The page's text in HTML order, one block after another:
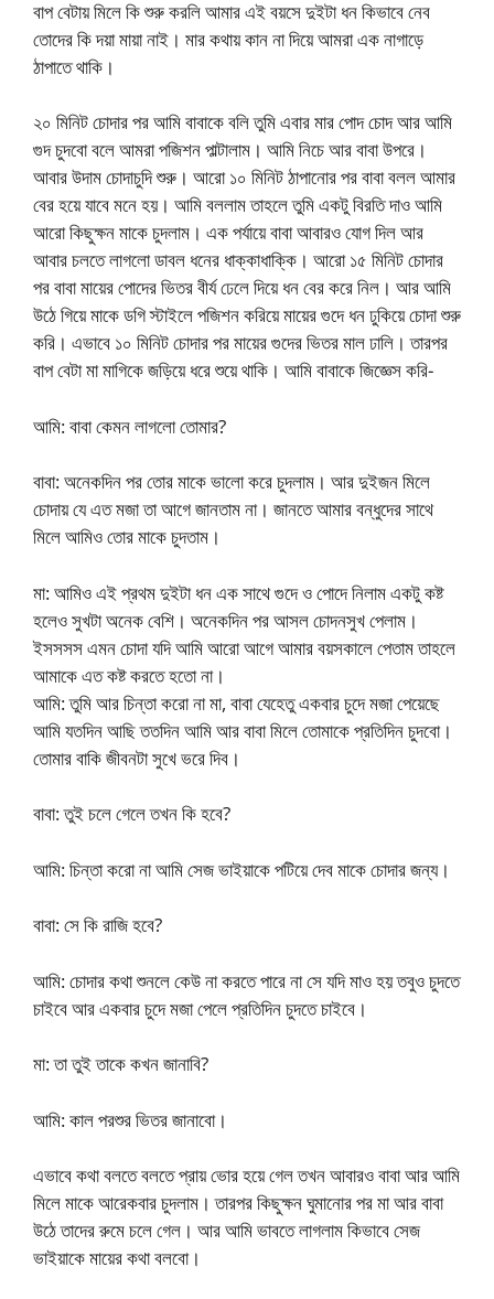
বাপ বেটায় মিলে কি শুরু করলি আমার এই বয়সে দুইটা ধন কিভাবে নেব
তোদের কি দয়া মায়া নাই। মার কথায় কান না দিয়ে আমরা এক নাগাড়ে
ঠাপাতে থাকি।
২০ মিনিট চোদার পর আমি বাবাকে বলি তুমি এবার মার পোদ চোদ আর আমি
গুদ চুদবো বলে আমরা পজিশন পাল্টালাম। আমি নিচে আর বাবা উপরে।
আবার উদাম চোদাচুদি শুরু। আরো ১০ মিনিট ঠাপানোর পর বাবা বলল আমার
বের হয়ে যাবে মনে হয়। আমি বললাম তাহলে তুমি একটু বিরতি দাও আমি
আরো কিছুক্ষন মাকে চুদলাম। এক পর্যায়ে বাবা আবারও যোগ দিল আর
আবার চলতে লাগলো ডাবল ধনের ধাক্কাধাক্কি। আরো ১৫ মিনিট চোদার
পর বাবা মায়ের পোদের ভিতর বীর্য ঢেলে দিয়ে ধন বের করে নিল। আর আমি
উঠে গিয়ে মাকে ডগি স্টাইলে পজিশন করিয়ে মায়ের গুদে ধন ঢুকিয়ে চোদা শুরু
করি। এভাবে ১০ মিনিট চোদার পর মায়ের গুদের ভিতর মাল ঢালি। তারপর
বাপ বেটা মা মাগিকে জড়িয়ে ধরে শুয়ে থাকি। আমি বাবাকে জিজ্ঞেস করি-
আমি: বাবা কেমন লাগলো তোমার?
বাবা: অনেকদিন পর তোর মাকে ভালো করে চুদলাম। আর দুইজন মিলে
চোদায় যে এত মজা তা আগে জানতাম না। জানতে আমার বন্ধুদের সাথে
মিলে আমিও তোর মাকে চুদতাম।
মা: আমিও এই প্রথম দুইটা ধন এক সাথে গুদে ও পোদে নিলাম একটু কষ্ট
হলেও সুখটা অনেক বেশি। অনেকদিন পর আসল চোদনসুখ পেলাম।
ইসসসস এমন চোদা যদি আমি আরো আগে আমার বয়সকালে পেতাম তাহলে
আমাকে এত কষ্ট করতে হতো না।
আমি: তুমি আর চিন্তা করো না মা, বাবা যেহেতু একবার চুদে মজা পেয়েছে
আমি যতদিন আছি ততদিন আমি আর বাবা মিলে তোমাকে প্রতিদিন চুদবো।
তোমার বাকি জীবনটা সুখে ভরে দিব।
বাবা: তুই চলে গেলে তখন কি হবে?
আমি: চিন্তা করো না আমি সেজ ভাইয়াকে পটিয়ে দেব মাকে চোদার জন্য।
বাবা: সে কি রাজি হবে?
আমি: চোদার কথা শুনলে কেউ না করতে পারে না সে যদি মাও হয় তবুও চুদতে
চাইবে আর একবার চুদে মজা পেলে প্রতিদিন চুদতে চাইবে।
মা: তা তুই তাকে কখন জানাবি?
আমি: কাল পরশুর ভিতর জানাবো।
এভাবে কথা বলতে বলতে প্রায় ভোর হয়ে গেল তখন আবারও বাবা আর আমি
মিলে মাকে আরেকবার চুদলাম। তারপর কিছুক্ষন ঘুমানোর পর মা আর বাবা
উঠে তাদের রুমে চলে গেল। আর আমি ভাবতে লাগলাম কিভাবে সেজ
ভাইয়াকে মায়ের কথা বলবো।